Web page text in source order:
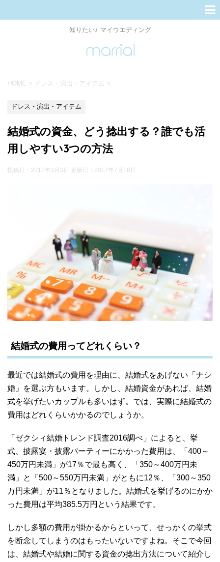
知りたい♪ マイウエディング
HOME > ドレス・演出・アイテム >
ドレス・演出・アイテム
結婚式の資金、どう捻出する？誰でも活
用しやすい3つの方法
投稿日：2017年3月3日 更新日： 2017年7月18日
結婚式の費用ってどれくらい？
最近では結婚式の費用を理由に、結婚式をあげない「ナシ
婚」を選ぶ方もいます。しかし、結婚資金があれば、結婚
式を挙げたいカップルも多いはず。では、実際に結婚式の
費用はどれくらいかかるのでしょうか。
「ゼクシィ結婚トレンド調査2016調べ」によると、挙
式、披露宴・披露パーティーにかかった費用は、「400～
450万円未満」が17％で最も高く、「350～400万円未
満」と「500～550万円未満」がともに12％、「300～350
万円未満」が11％となりました。結婚式を挙げるのにかか
った費用は平均385.5万円という結果です。
しかし多額の費用が掛かるからといって、せっかくの挙式
を断念してしまうのはもったいないですよね。そこで今回
は、結婚式や結婚に関する資金の捻出方法について紹介し